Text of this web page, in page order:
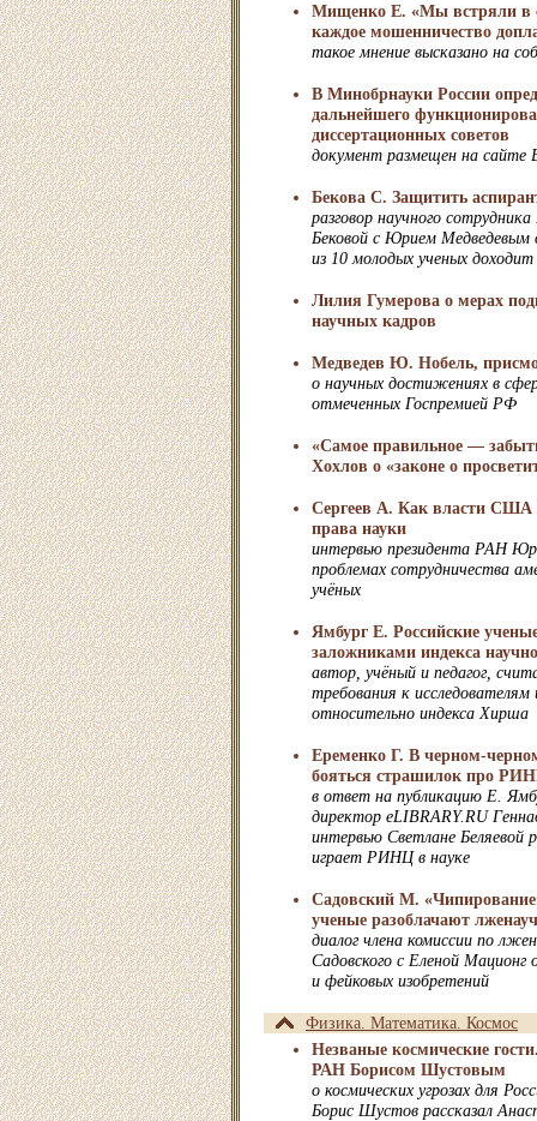
Мищенко Е. «Мы встряли в
каждое мошенничество
такое мнение высказано на
В Минобрнауки России
дальнейшего
диссертационных советов
документ размещен на сайте
Бекова С. Защитить
разговор научного
Бековой с Юрием Медведевым
из 10 молодых ученых
Лилия Гумерова о мерах
научных кадров
Медведев Ю. Нобель,
о научных достижениях в
отмеченных Госпремией РФ
«Самое правильное —
Хохлов о «законе о
Сергеев А. Как власти США
права науки
интервью президента РАН
проблемах сотрудничества
учёных
Ямбург Е. Российские
заложниками индекса
автор, учёный и педагог,
требования к исследователям
относительно индекса Хирша
Еременко Г. В черном-
бояться страшилок про
в ответ на публикацию Е.
директор eLIBRARY.RU
интервью Светлане Беляевой
играет РИНЦ в науке
Садовский М.
ученые разоблачают
диалог члена комиссии по
Садовского с Еленой Мационг
и фейковых изобретений
Физика. Математика. Космос
Незваные космические
РАН Борисом Шустовым
о космических угрозах для
Борис Шустов рассказал